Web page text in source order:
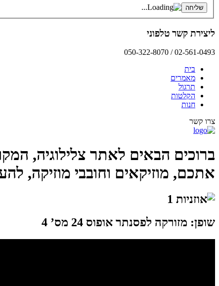
ליצירת קשר טלפוני
02-561-0493 / 050-322-8070
בית
מאמרים
תרגול
הקלטות
חנות
צרו קשר
ברוכים הבאים לאתר צלילוגיה,
אתכם, מוזיקאים וחובבי מוזיקה,
שופן: מזורקה לפסנתר אופוס 24 מס’ 4